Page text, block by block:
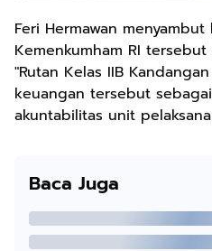
Feri Hermawan
Kemenkumham RI
"Rutan Kelas IIB
keuangan tersebut
akuntabilitas unit
Baca Juga